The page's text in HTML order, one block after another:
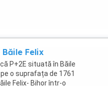
Felix
P+2E situată în Băile
o suprafața de 1761
Felix- Bihor într-o